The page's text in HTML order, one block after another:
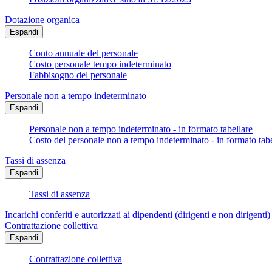
Dotazione organica
Espandi
Conto annuale del personale
Costo personale tempo indeterminato
Fabbisogno del personale
Personale non a tempo indeterminato
Espandi
Personale non a tempo indeterminato - in formato tabellare
Costo del personale non a tempo indeterminato - in formato
Tassi di assenza
Espandi
Tassi di assenza
Incarichi conferiti e autorizzati ai dipendenti (dirigenti e non dirigenti)
Contrattazione collettiva
Espandi
Contrattazione collettiva